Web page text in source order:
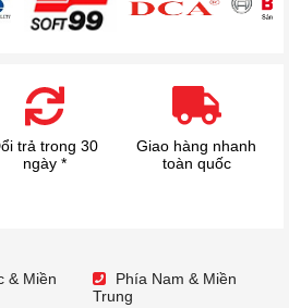
trả trong 30
ngày *
Giao hàng nhanh
toàn quốc
& Miền
Phía Nam & Miền
Trung